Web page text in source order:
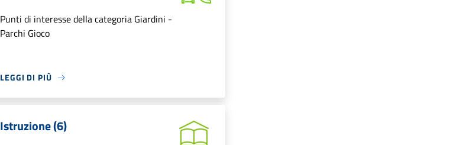
Punti di interesse della categoria Giardini -
Parchi Gioco
LEGGI DI PIÙ
Istruzione (6)